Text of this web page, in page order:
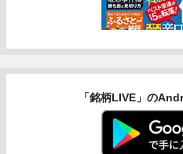
「銘柄LIVE」の